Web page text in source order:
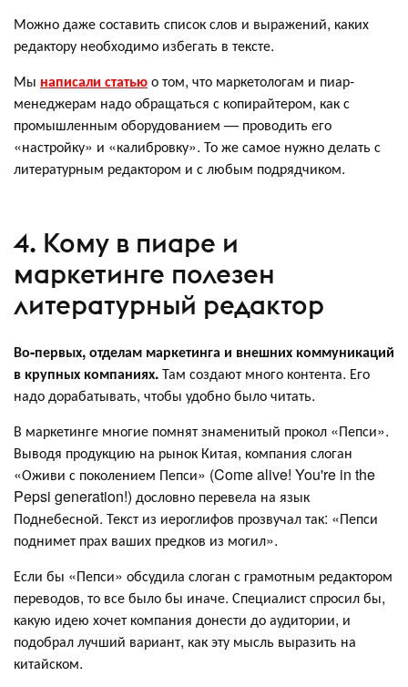
Можно даже составить список слов и выражений, каких
редактору необходимо избегать в тексте.
Мы написали статьюо том, что маркетологам и пиар-
менеджерам надо обращаться с копирайтером, как с
промышленным оборудованием — проводить его
«настройку» и «калибровку». То же самое нужно делать с
литературным редактором и с любым подрядчиком.
4. Кому в пиаре и
маркетинге полезен
литературный редактор
Во-первых, отделам маркетинга и внешних коммуникаций
в крупных компаниях.Там создают много контента. Его
надо дорабатывать, чтобы удобно было читать.
В маркетинге многие помнят знаменитый прокол «Пепси».
Выводя продукцию на рынок Китая, компания слоган
«Оживи с поколением Пепси» (Come alive! You're in the
Pepsi generation!) дословно перевела на язык
Поднебесной. Текст из иероглифов прозвучал так: «Пепси
поднимет прах ваших предков из могил».
Если бы «Пепси» обсудила слоган с грамотным редактором
переводов, то все было бы иначе. Специалист спросил бы,
какую идею хочет компания донести до аудитории, и
подобрал лучший вариант, как эту мысль выразить на
китайском.